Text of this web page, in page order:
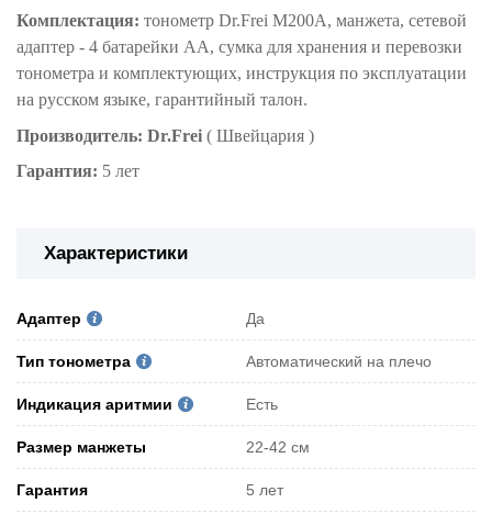
Комплектация: тонометр Dr.Frei M200A, манжета, сетевой
адаптер - 4 батарейки АА, сумка для хранения и перевозки
тонометра и комплектующих, инструкция по эксплуатации
на русском языке, гарантийный талон.
Производитель: Dr.Frei ( Швейцария )
Гарантия: 5 лет
Характеристики
Адаптер Да
Тип тонометра Автоматический на плечо
Индикация аритмии Есть
Pазмер манжеты 22-42 см
Гарантия 5 лет